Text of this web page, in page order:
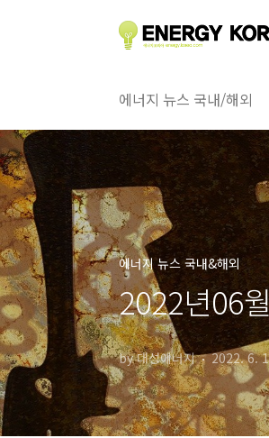
에너지 뉴스 국내/해외
에너지 뉴스 국내&해외
2022년06
by 대성에너지 2022. 6.